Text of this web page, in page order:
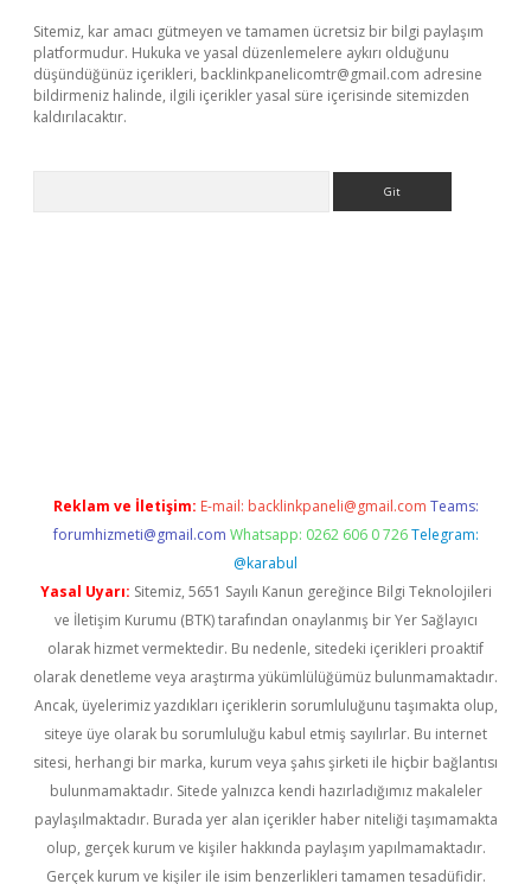
Sitemiz, kar amacı gütmeyen ve tamamen ücretsiz bir bilgi paylaşım
platformudur. Hukuka ve yasal düzenlemelere aykırı olduğunu
düşündüğünüz içerikleri, backlinkpanelicomtr@gmail.com adresine
bildirmeniz halinde, ilgili içerikler yasal süre içerisinde sitemizden
kaldırılacaktır.
Reklam ve İletişim: E-mail: backlinkpaneli@gmail.com Teams:
forumhizmeti@gmail.com Whatsapp: 0262 606 0 726 Telegram:
@karabul
Yasal Uyarı: Sitemiz, 5651 Sayılı Kanun gereğince Bilgi Teknolojileri
ve İletişim Kurumu (BTK) tarafından onaylanmış bir Yer Sağlayıcı
olarak hizmet vermektedir. Bu nedenle, sitedeki içerikleri proaktif
olarak denetleme veya araştırma yükümlülüğümüz bulunmamaktadır.
Ancak, üyelerimiz yazdıkları içeriklerin sorumluluğunu taşımakta olup,
siteye üye olarak bu sorumluluğu kabul etmiş sayılırlar. Bu internet
sitesi, herhangi bir marka, kurum veya şahıs şirketi ile hiçbir bağlantısı
bulunmamaktadır. Sitede yalnızca kendi hazırladığımız makaleler
paylaşılmaktadır. Burada yer alan içerikler haber niteliği taşımamakta
olup, gerçek kurum ve kişiler hakkında paylaşım yapılmamaktadır.
Gerçek kurum ve kişiler ile isim benzerlikleri tamamen tesadüfidir.